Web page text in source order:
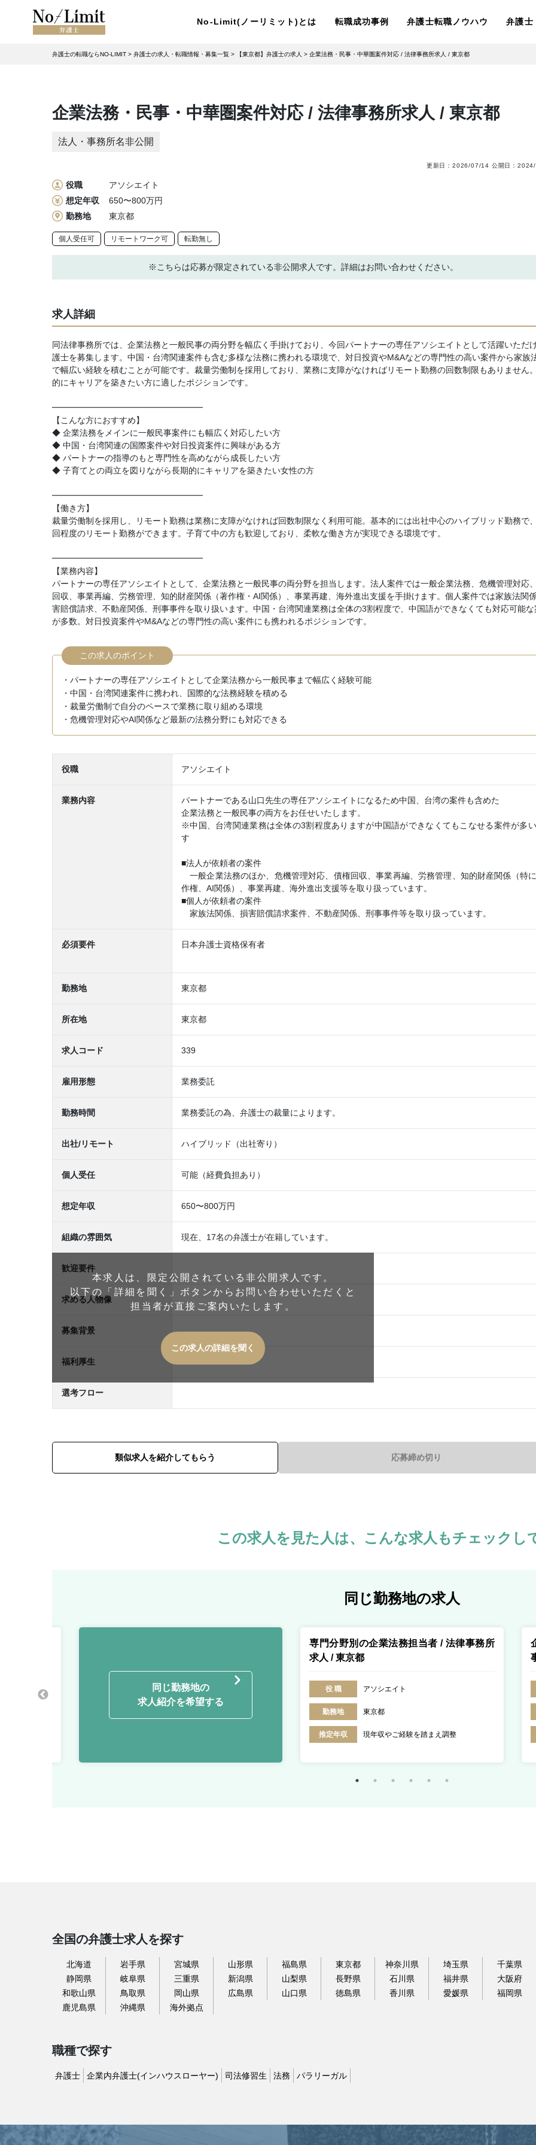
No-Limit(ノーリミット)とは 転職成功事例 弁護士転職ノウハウ 弁護士
弁護士の転職ならNO-LIMIT > 弁護士の求人・転職情報・募集一覧 > 【東京都】弁護士の求人 > 企業法務・民事・中華圏案件対応 / 法律事務所求人 / 東京都
企業法務・民事・中華圏案件対応 / 法律事務所求人 / 東京都
法人・事務所名非公開
更新日： 2026/07/14 公開日：
役職
アソシエイト
想定年収
650〜800万円
勤務地
東京都
個人受任可 リモートワーク可 転勤無し
※こちらは応募が限定されている非公開求人です。詳細はお問い合わせください。
求人詳細
同法律事務所では、企業法務と一般民事の両分野を幅広く手掛けており、今回パートナーの専任アソシエイトとして活躍いただ
護士を募集します。中国・台湾関連案件も含む多様な法務に携われる環境で、対日投資やM&Aなどの専門性の高い案件から家族
で幅広い経験を積むことが可能です。裁量労働制を採用しており、業務に支障がなければリモート勤務の回数制限もありません
的にキャリアを築きたい方に適したポジションです。
━━━━━━━━━━━━━━━━━━
【こんな方におすすめ】
◆ 企業法務をメインに一般民事案件にも幅広く対応したい方
◆ 中国・台湾関連の国際案件や対日投資案件に興味がある方
◆ パートナーの指導のもと専門性を高めながら成長したい方
◆ 子育てとの両立を図りながら長期的にキャリアを築きたい女性の方
━━━━━━━━━━━━━━━━━━
【働き方】
裁量労働制を採用し、リモート勤務は業務に支障がなければ回数制限なく利用可能。基本的には出社中心のハイブリッド勤務で
回程度のリモート勤務ができます。子育て中の方も歓迎しており、柔軟な働き方が実現できる環境です。
━━━━━━━━━━━━━━━━━━
【業務内容】
パートナーの専任アソシエイトとして、企業法務と一般民事の両分野を担当します。法人案件では一般企業法務、危機管理対応
回収、事業再編、労務管理、知的財産関係（著作権・AI関係）、事業再建、海外進出支援を手掛けます。個人案件では家族法関
害賠償請求、不動産関係、刑事事件を取り扱います。中国・台湾関連業務は全体の3割程度で、中国語ができなくても対応可能な
が多数。対日投資案件やM&Aなどの専門性の高い案件にも携われるポジションです。
この求人のポイント
・パートナーの専任アソシエイトとして企業法務から一般民事まで幅広く経験可能
・中国・台湾関連案件に携われ、国際的な法務経験を積める
・裁量労働制で自分のペースで業務に取り組める環境
・危機管理対応やAI関係など最新の法務分野にも対応できる
役職 アソシエイト
業務内容
パートナーである山口先生の専任アソシエイトになるため中国、台湾の案件も含めた
企業法務と一般民事の両方をお任せいたします。
※中国、台湾関連業務は全体の3割程度ありますが中国語ができなくてもこなせる案件が多
す
■法人が依頼者の案件
一般企業法務のほか、危機管理対応、債権回収、事業再編、労務管理、知的財産関係（特
作権、AI関係）、事業再建、海外進出支援等を取り扱っています。
■個人が依頼者の案件
家族法関係、損害賠償請求案件、不動産関係、刑事事件等を取り扱っています。
必須要件 日本弁護士資格保有者
勤務地 東京都
所在地 東京都
求人コード 339
雇用形態 業務委託
勤務時間 業務委託の為、弁護士の裁量によります。
出社/リモート ハイブリッド（出社寄り）
個人受任 可能（経費負担あり）
想定年収 650〜800万円
組織の雰囲気 現在、17名の弁護士が在籍しています。
本求人は、限定公開されている非公開求人です。
以下の「詳細を聞く」ボタンからお問い合わせいただくと
担当者が直接ご案内いたします。
この求人の詳細を聞く
歓迎要件
求める人物像
募集背景
福利厚生
選考フロー
類似求人を紹介してもらう 応募締め切り
この求人を見た人は、 こんな求人もチェックし
同じ勤務地の求人
同じ勤務地の
求人紹介を希望する
専門分野別の企業法務担当者 / 法律事務所
求人 / 東京都
役 職 アソシエイト
勤務地 東京都
推定年収 現年収やご経験を踏まえ調整
全国の弁護士求人を探す
北海道 岩手県 宮城県 山形県 福島県 東京都 神奈川県 埼玉県
千葉県
静岡県
岐阜県 三重県 新潟県 山梨県 長野県 石川県 福井県
大阪府
和歌山県
鳥取県 岡山県 広島県 山口県 徳島県 香川県 愛媛県
福岡県
鹿児島県
沖縄県 海外拠点
職種で探す
弁護士 企業内弁護士(インハウスローヤー) 司法修習生 法務 パラリーガル